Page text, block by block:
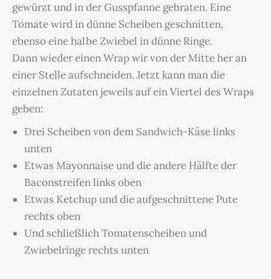
gewürzt und in der Gusspfanne gebraten. Eine
Tomate wird in dünne Scheiben geschnitten,
ebenso eine halbe Zwiebel in dünne Ringe.
Dann wieder einen Wrap wir von der Mitte her an
einer Stelle aufschneiden. Jetzt kann man die
einzelnen Zutaten jeweils auf ein Viertel des Wraps
geben:
Drei Scheiben von dem Sandwich-Käse links
unten
Etwas Mayonnaise und die andere Hälfte der
Baconstreifen links oben
Etwas Ketchup und die aufgeschnittene Pute
rechts oben
Und schließlich Tomatenscheiben und
Zwiebelringe rechts unten